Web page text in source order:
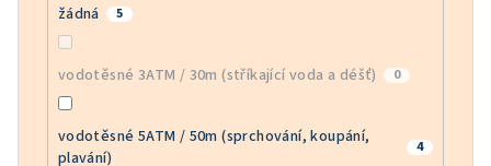
žádná 5
vodotěsné 3ATM / 30m (stříkající voda a déšť) 0
vodotěsné 5ATM / 50m (sprchování, koupání,
plavání)
4